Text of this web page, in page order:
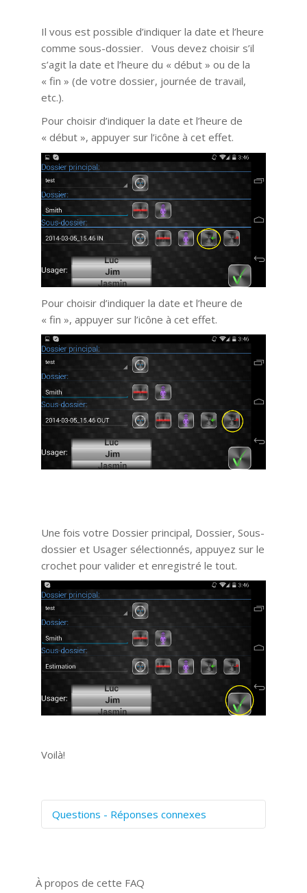
Il vous est possible d’indiquer la date et l’heure
comme sous-dossier. Vous devez choisir s’il
s’agit la date et l’heure du « début » ou de la
« fin » (de votre dossier, journée de travail,
etc.).
Pour choisir d’indiquer la date et l’heure de
« début », appuyer sur l’icône à cet effet.
Pour choisir d’indiquer la date et l’heure de
« fin », appuyer sur l’icône à cet effet.
Une fois votre Dossier principal, Dossier, Sous-
dossier et Usager sélectionnés, appuyez sur le
crochet pour valider et enregistré le tout.
Voilà!
Questions - Réponses connexes
Prise de vue 360°
À propos de cette FAQ